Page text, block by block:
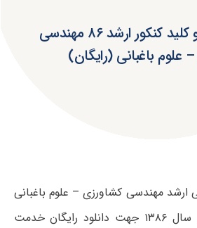
دانلود سوالات و کلید کنکور ارشد ۸۶ مهندسی
علوم باغبانی (رایگان)
ارشد مهندسی کشاورزی – علوم باغبانی
دانشگاه های سراسری سال ۱۳۸۶ جهت دانلود رایگان خدمت